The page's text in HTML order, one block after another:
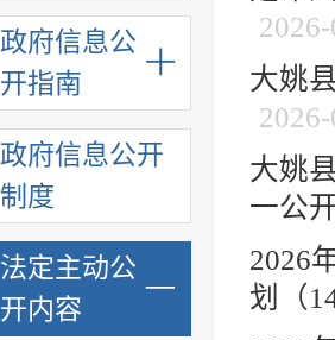
政府信息公
开指南
政府信息公开
制度
法定主动公
开内容
大姚
大姚
一公
2026
划（